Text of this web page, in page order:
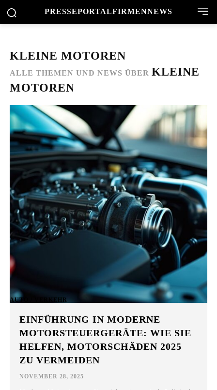
PRESSEPORTALFIRMENNEWS
KLEINE MOTOREN
ALLE THEMEN UND NEWS ÜBER KLEINE
MOTOREN
AUTO / VERKEHR
EINFÜHRUNG IN MODERNE
MOTORSTEUERGERÄTE: WIE SIE
HELFEN, MOTORSCHÄDEN 2025
ZU VERMEIDEN
NOVEMBER 28, 2025